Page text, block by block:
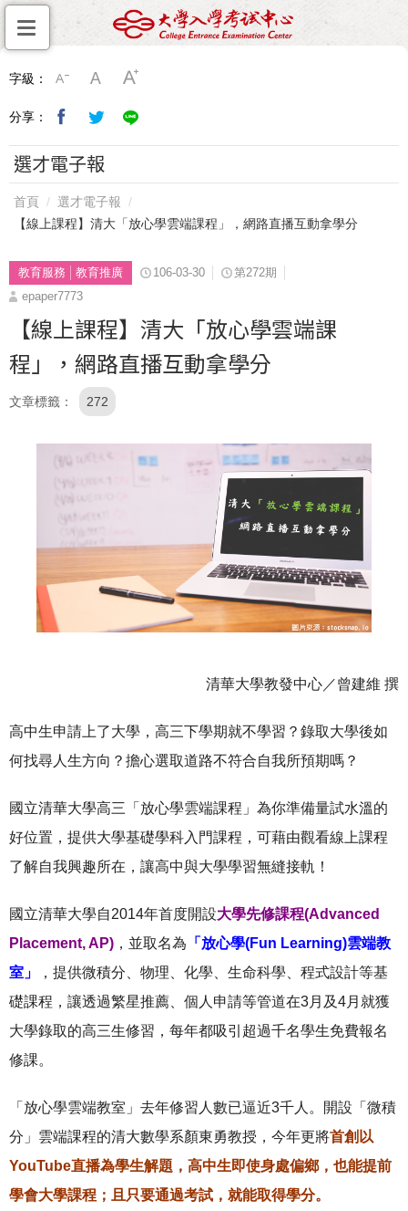
字級：
分享：
選才電子報
首頁
選才電子報
【線上課程】清大「放心學雲端課程」，網路直播互動拿學分
教育服務 教育推廣 106-03-30
第272期
epaper7773
【線上課程】清大「放心學雲端課
程」，網路直播互動拿學分
文章標籤 272
清華大學教發中心／曾建維 撰
高中生申請上了大學，高三下學期就不學習？錄取大學後如
何找尋人生方向？擔心選取道路不符合自我所預期嗎？
國立清華大學高三「放心學雲端課程」為你準備量試水溫的
好位置，提供大學基礎學科入門課程，可藉由觀看線上課程
了解自我興趣所在，讓高中與大學學習無縫接軌！
國立清華大學自2014年首度開設大學先修課程(Advanced
Placement, AP) ，並取名為 「放心學(Fun Learning)雲端教
室」
，提供微積分、物理、化學、生命科學、程式設計等基
礎課程，讓透過繁星推薦、個人申請等管道在3月及4月就獲
大學錄取的高三生修習，每年都吸引超過千名學生免費報名
修課。
「放心學雲端教室」去年修習人數已逼近3千人。開設「微積
分」雲端課程的清大數學系顏東勇教授，今年更將首創以
YouTube直播為學生解題，高中生即使身處偏鄉，也能提前
學會大學課程；且只要通過考試，就能取得學分。